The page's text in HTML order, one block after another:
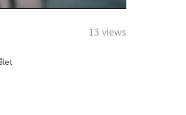
13 views